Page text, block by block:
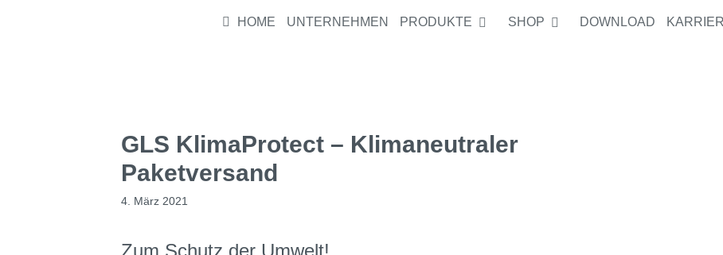
HOME UNTERNEHMEN PRODUKTE SHOP DOWNLOAD
GLS KlimaProtect – Klimaneutraler
Paketversand
4. März 2021